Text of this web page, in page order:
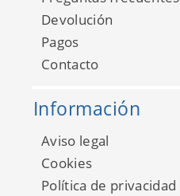
Happy FD24355
Devolución
Pagos
Contacto
Información
Aviso legal
Cookies
Política de privacidad